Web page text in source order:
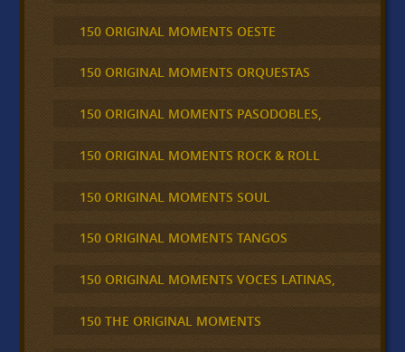
150 ORIGINAL MOMENTS OESTE
150 ORIGINAL MOMENTS ORQUESTAS
150 ORIGINAL MOMENTS PASODOBLES,
150 ORIGINAL MOMENTS ROCK & ROLL
150 ORIGINAL MOMENTS SOUL
150 ORIGINAL MOMENTS TANGOS
150 ORIGINAL MOMENTS VOCES LATINAS,
150 THE ORIGINAL MOMENTS